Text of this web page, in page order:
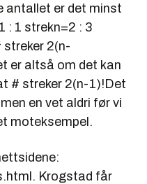
antallet er det minst
: 1 strekn=2 : 3
streker 2(n-
er altså om det kan
# streker 2(n-1)!Det
en vet aldri før vi
moteksempel.
Krogstad får